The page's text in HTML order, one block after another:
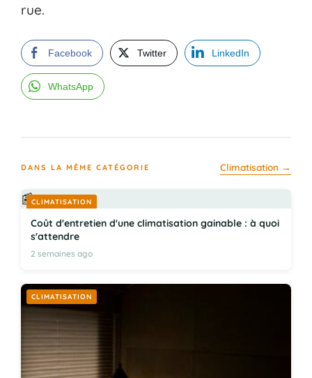
rue.
Facebook Twitter LinkedIn
WhatsApp
DANS LA MÊME CATÉGORIE Climatisation →
📰CLIMATISATION
Coût d'entretien d'une climatisation gainable : à quoi
s'attendre
2 semaines ago
CLIMATISATION